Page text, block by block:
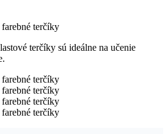
terčíky sú ideálne na učenie